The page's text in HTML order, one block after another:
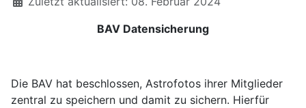
BAV Datensicherung
Die BAV hat beschlossen, Astrofotos ihrer Mitglieder
zentral zu speichern und damit zu sichern. Hierfür